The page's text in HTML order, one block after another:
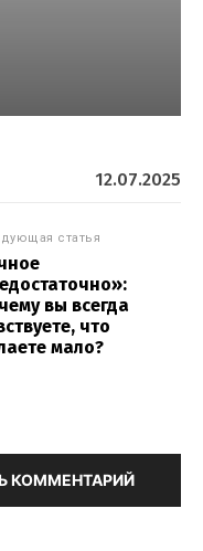
12.07.2025
статья
вы всегда
что
мало?
КОММЕНТАРИЙ